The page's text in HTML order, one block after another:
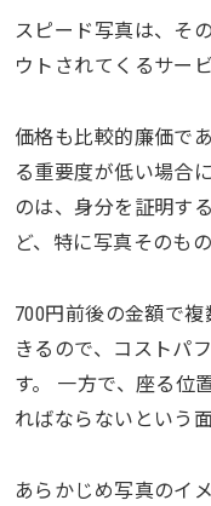
スピード写真は、そ
ウトされてくるサービ
価格も比較的廉価で
る重要度が低い場合
のは、身分を証明す
ど、特に写真そのも
700円前後の金額で
きるので、コストパ
す。 一方で、座る位
ればならないという
あらかじめ写真のイ